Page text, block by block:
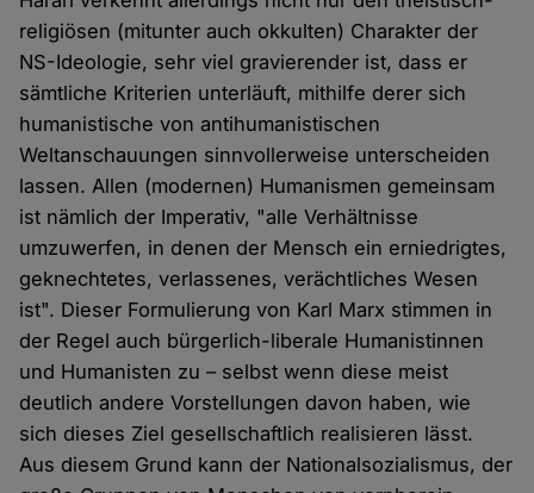
religiösen (mitunter auch okkulten) Charakter der
NS-Ideologie, sehr viel gravierender ist, dass er
sämtliche Kriterien unterläuft, mithilfe derer sich
humanistische von antihumanistischen
Weltanschauungen sinnvollerweise unterscheiden
lassen. Allen (modernen) Humanismen gemeinsam
ist nämlich der Imperativ, "alle Verhältnisse
umzuwerfen, in denen der Mensch ein erniedrigtes,
geknechtetes, verlassenes, verächtliches Wesen
ist". Dieser Formulierung von Karl Marx stimmen in
der Regel auch bürgerlich-liberale Humanistinnen
und Humanisten zu – selbst wenn diese meist
deutlich andere Vorstellungen davon haben, wie
sich dieses Ziel gesellschaftlich realisieren lässt.
Aus diesem Grund kann der Nationalsozialismus, der